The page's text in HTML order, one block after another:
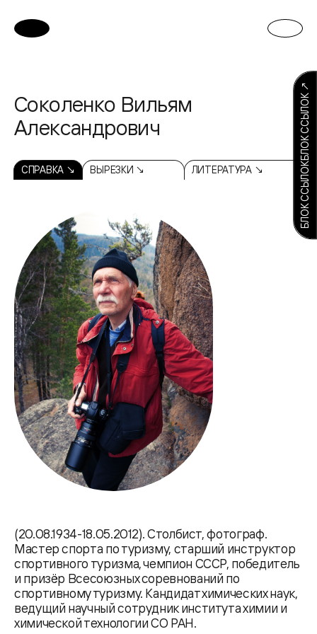
Соколенко Вильям
Александрович
СПРАВКА ↘ ВЫРЕЗКИ ↘ ЛИТЕРАТУРА ↘
(20.08.1934-18.05.2012). Столбист, фотограф.
Мастер спорта по туризму, старший инструктор
спортивного туризма, чемпион СССР, победитель
и призёр Всесоюзных соревнований по
спортивному туризму. Кандидат химических наук,
ведущий научный сотрудник института химии и
химической технологии СО РАН.
БЛОК ССЫЛОКБЛОК ССЫЛОК ↗